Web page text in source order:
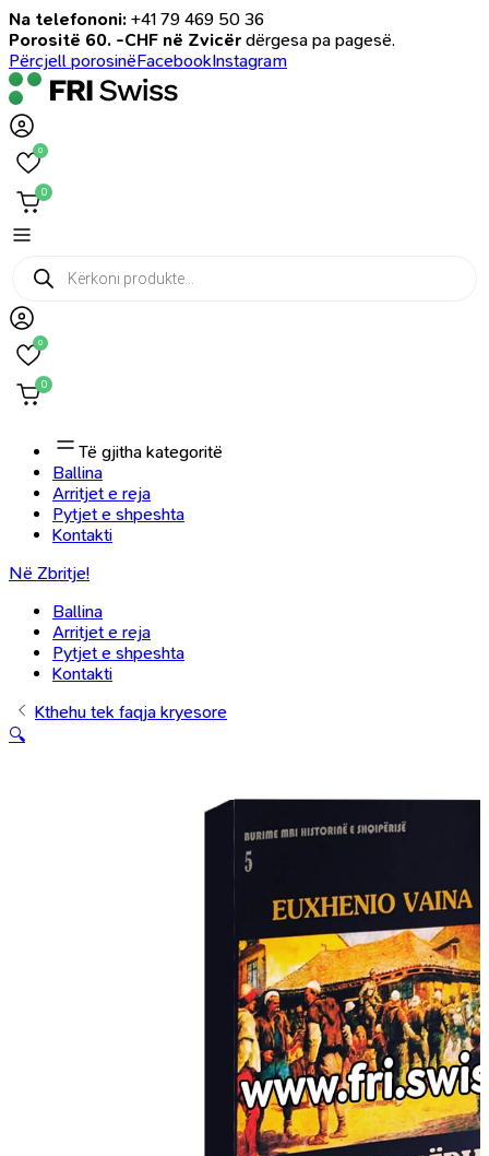
Na telefononi: +41 79 469 50 36
Porositë 60. -CHF në Zvicër dërgesa pa pagesë.
Përcjell porosinëFacebookInstagram
0
0
Products
search
0
0
Të gjitha kategoritë
Ballina
Arritjet e reja
Pytjet e shpeshta
Kontakti
Në Zbritje!
Ballina
Arritjet e reja
Pytjet e shpeshta
Kontakti
Kthehu tek faqja kryesore
🔍